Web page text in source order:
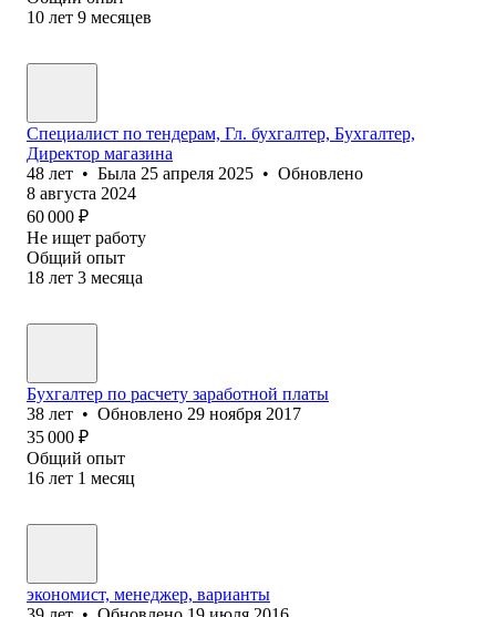
10 лет 9 месяцев
Специалист по тендерам, Гл. бухгалтер, Бухгалтер,
Директор магазина
48 лет • Была 25 апреля 2025 • Обновлено
8 августа 2024
60 000 ₽
Не ищет работу
Общий опыт
18 лет 3 месяца
Бухгалтер по расчету заработной платы
38 лет • Обновлено 29 ноября 2017
35 000 ₽
Общий опыт
16 лет 1 месяц
экономист, менеджер, варианты